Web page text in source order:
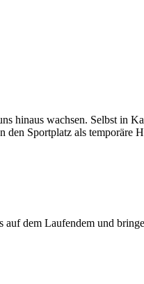
hinaus wachsen. Selbst in
Sportplatz als
dem Laufendem und